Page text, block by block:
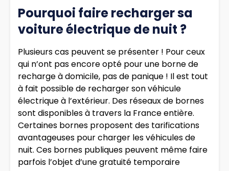
Pourquoi faire recharger sa
voiture électrique de nuit ?
Plusieurs cas peuvent se présenter ! Pour ceux
qui n’ont pas encore opté pour une borne de
recharge à domicile, pas de panique ! Il est tout
à fait possible de recharger son véhicule
électrique à l’extérieur. Des réseaux de bornes
sont disponibles à travers la France entière.
Certaines bornes proposent des tarifications
avantageuses pour charger les véhicules de
nuit. Ces bornes publiques peuvent même faire
parfois l’objet d’une gratuité temporaire